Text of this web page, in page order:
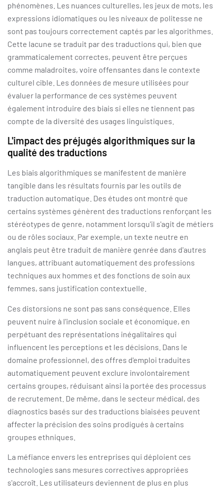
phénomènes. Les nuances culturelles, les jeux de mots, les
expressions idiomatiques ou les niveaux de politesse ne
sont pas toujours correctement captés par les algorithmes.
Cette lacune se traduit par des traductions qui, bien que
grammaticalement correctes, peuvent être perçues
comme maladroites, voire offensantes dans le contexte
culturel cible. Les données de mesure utilisées pour
évaluer la performance de ces systèmes peuvent
également introduire des biais si elles ne tiennent pas
compte de la diversité des usages linguistiques.
L'impact des préjugés algorithmiques sur la
qualité des traductions
Les biais algorithmiques se manifestent de manière
tangible dans les résultats fournis par les outils de
traduction automatique. Des études ont montré que
certains systèmes génèrent des traductions renforçant les
stéréotypes de genre, notamment lorsqu'il s'agit de métiers
ou de rôles sociaux. Par exemple, un texte neutre en
anglais peut être traduit de manière genrée dans d'autres
langues, attribuant automatiquement des professions
techniques aux hommes et des fonctions de soin aux
femmes, sans justification contextuelle.
Ces distorsions ne sont pas sans conséquence. Elles
peuvent nuire à l'inclusion sociale et économique, en
perpétuant des représentations inégalitaires qui
influencent les perceptions et les décisions. Dans le
domaine professionnel, des offres d'emploi traduites
automatiquement peuvent exclure involontairement
certains groupes, réduisant ainsi la portée des processus
de recrutement. De même, dans le secteur médical, des
diagnostics basés sur des traductions biaisées peuvent
affecter la précision des soins prodigués à certains
groupes ethniques.
La méfiance envers les entreprises qui déploient ces
technologies sans mesures correctives appropriées
s'accroît. Les utilisateurs deviennent de plus en plus